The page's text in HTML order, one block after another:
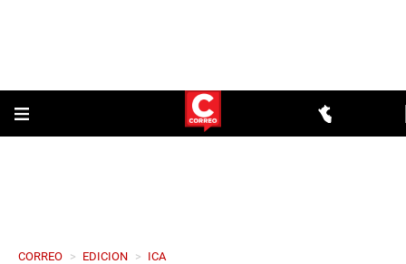
CORREO > EDICION > ICA